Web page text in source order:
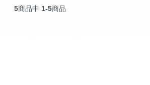
5商品中 1-5商品